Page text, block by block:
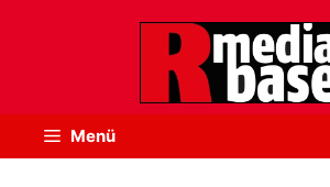
Menü